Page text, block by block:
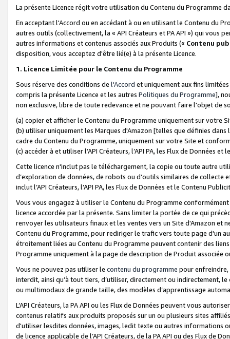
La présente Licence régit votre utilisation du Contenu du Programme
En acceptant l'Accord ou en accédant à ou en utilisant le Contenu du
autres outils (collectivement, la « API Créateurs et PA API ») qui vous
autres informations et contenus associés aux Produits (« Contenu
disposition, vous acceptez d'être lié(e) à la présente Licence.
1. Licence Limitée pour le Contenu du Programme
Sous réserve des conditions de l'Accord et uniquement aux fins
compris la présente Licence et les autres Politiques du Programme],
non exclusive, libre de toute redevance et ne pouvant faire l'objet de
(a) copier et afficher le Contenu du Programme uniquement sur votre
(b) utiliser uniquement les Marques d'Amazon [telles que définies dans
cadre du Contenu du Programme, uniquement sur votre Site et
(c) accéder à et utiliser l’API Créateurs, l’API PA, les Flux de Données
Cette licence n'inclut pas le téléchargement, la copie ou toute autre
d’exploration de données, de robots ou d’outils similaires de
inclut l’API Créateurs, l’API PA, les Flux de Données et le Contenu
Vous vous engagez à utiliser le Contenu du Programme
licence accordée par la présente. Sans limiter la portée de ce qui
renvoyer les utilisateurs finaux et les ventes vers un Site d'Amazon et
Contenu du Programme, pour rediriger le trafic vers toute page d'un
étroitement liées au Contenu du Programme peuvent contenir des
Programme uniquement à la page de description de Produit associée
Vous ne pouvez pas utiliser le contenu du programme pour
interdit, ainsi qu’à tout tiers, d’utiliser, directement ou indirectement,
ou multimodaux de grande taille, des modèles d’apprentissage
L’API Créateurs, la PA API ou les Flux de Données peuvent vous
contenus relatifs aux produits proposés sur un ou plusieurs sites
d'utiliser lesdites données, images, ledit texte ou autres informations
de licence applicable de l’API Créateurs, de la PA API ou des Flux de